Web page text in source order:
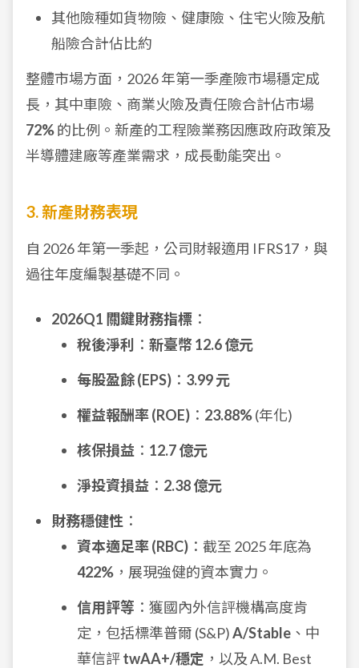
其他險種如貨物險、健康險、住宅火險及航
船險合計佔比約
整體市場方面，2026 年第一季產險市場穩定成
長，其中車險、商業火險及責任險合計佔市場
72%的比例。新產的工程險業務因應政府政策及
半導體建廠等產業需求，成長動能突出。
3. 新產財務表現
自 2026 年第一季起，公司財報適用 IFRS17，與
過往年度編製基礎不同。
2026Q1 關鍵財務指標 ：
稅後淨利
： 新臺幣 12.6 億元
每股盈餘 (EPS) ： 3.99 元
權益報酬率 (ROE) ： 23.88%(年化)
核保損益 ： 12.7 億元
淨投資損益 ： 2.38 億元
財務穩健性 ：
資本適足率 (RBC) ：截至 2025 年底為
422% ，展現強健的資本實力。
信用評等 ：獲國內外信評機構高度肯
定，包括標準普爾 (S&P)A/Stable 、中
華信評twAA+/穩定 ，以及 A.M. Best